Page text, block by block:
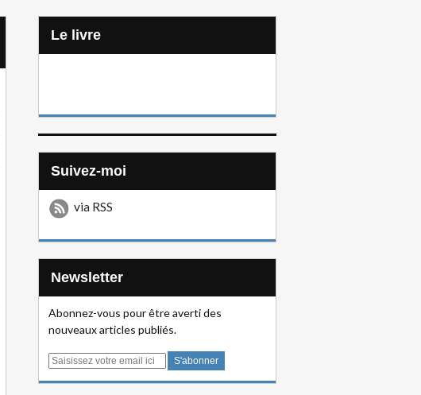
Le livre
Suivez-moi
via RSS
Newsletter
Abonnez-vous pour être averti des
nouveaux articles publiés.
E